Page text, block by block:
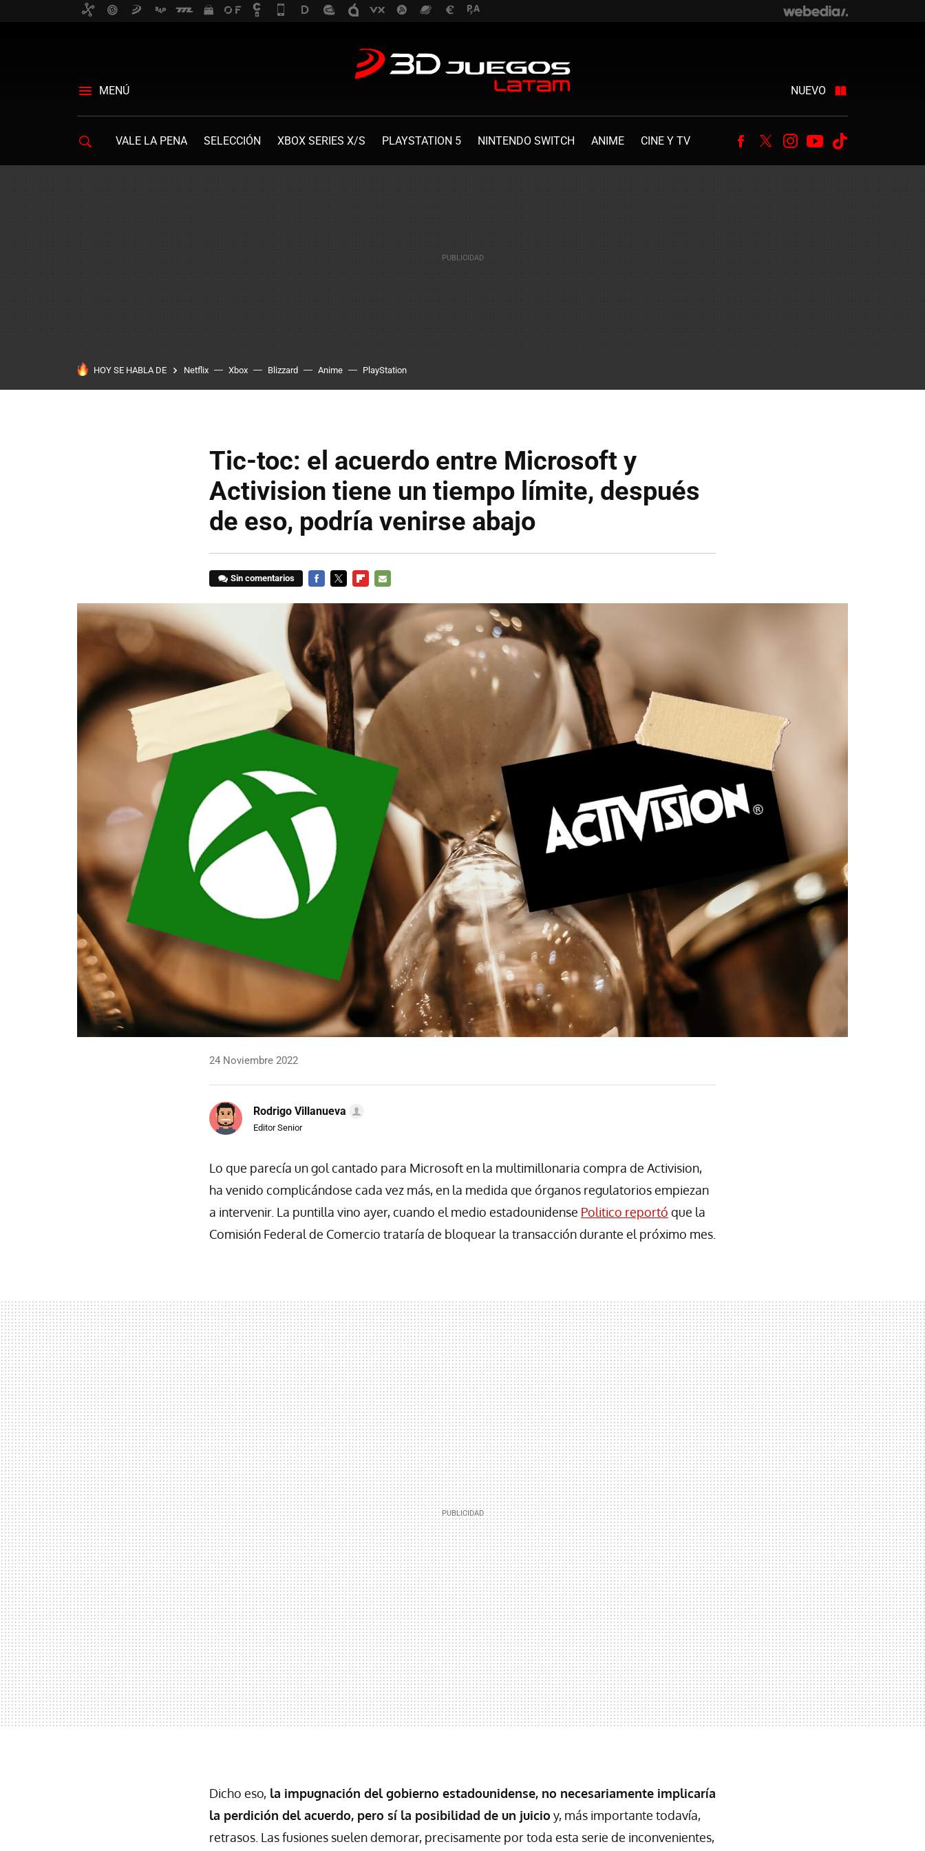
MENÚ NUEVO
VALE LA PENA SELECCIÓN XBOX SERIES X/S PLAYSTATION 5 NINTENDO SWITCH ANIME CINE Y TV Facebook
TwitterInstagram
Youtube
HOY SE HABLA DE Netflix Xbox Blizzard Anime PlayStation
Tic-toc: el acuerdo entre Microsoft y
Activision tiene un tiempo límite, después
de eso, podría venirse abajo
Sin comentarios
MAIL
24 Noviembre 2022
Rodrigo Villanueva
Editor Senior
Lo que parecía un gol cantado para Microsoft en la multimillonaria compra de Activision,
ha venido complicándose cada vez más, en la medida que órganos regulatorios empiezan
a intervenir. La puntilla vino ayer, cuando el medio estadounidense Politico reportó que la
Comisión Federal de Comercio trataría de bloquear la transacción durante el próximo mes.
Dicho eso, la impugnación del gobierno estadounidense, no necesariamente implicaría
la perdición del acuerdo, pero sí la posibilidad de un juicio y, más importante todavía,
retrasos. Las fusiones suelen demorar, precisamente por toda esta serie de inconvenientes,